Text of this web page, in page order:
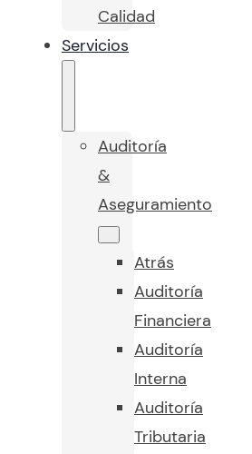
Calidad
Servicios
Auditoría
&
Aseguramiento
Atrás
Auditoría
Financiera
Auditoría
Interna
Auditoría
Tributaria